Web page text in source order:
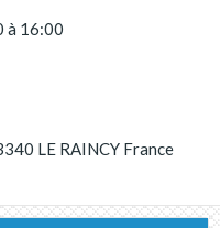
à 16:00
LE RAINCY France